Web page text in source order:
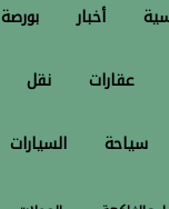
أخبار بورصة
عقارات نقل
سياحة السيارات